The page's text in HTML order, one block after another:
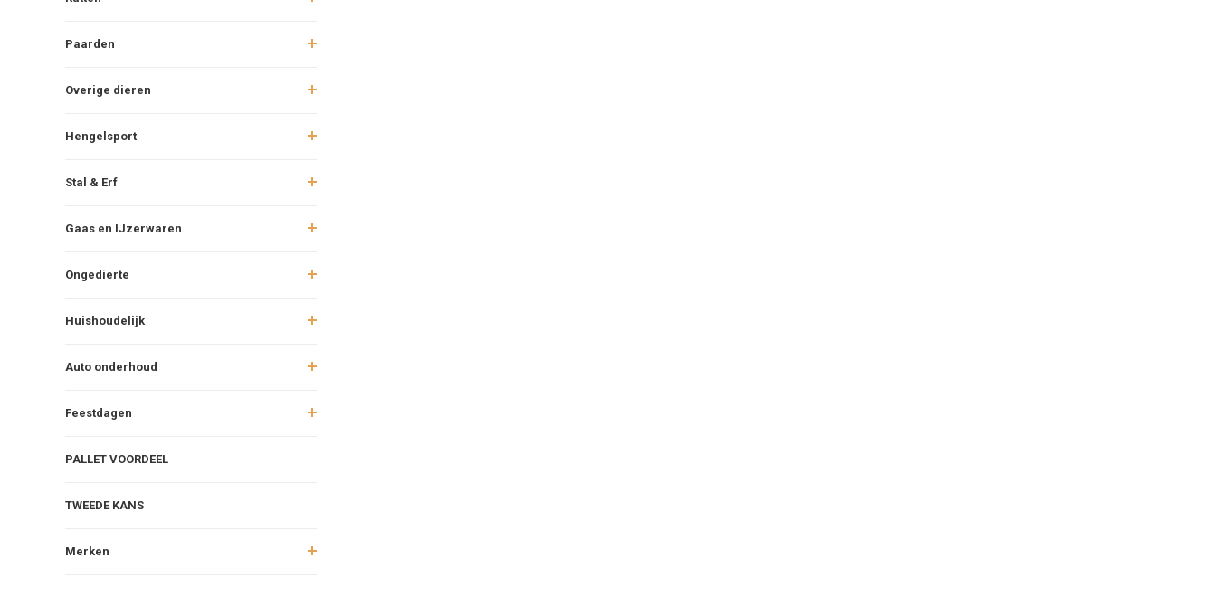
Paarden
Overige dieren
Hengelsport
Stal & Erf
Gaas en IJzerwaren
Ongedierte
Huishoudelijk
Auto onderhoud
Feestdagen
PALLET VOORDEEL
TWEEDE KANS
Merken